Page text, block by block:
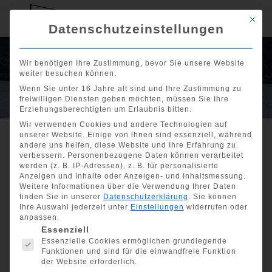
Mondscheinsegeln
am 20. Juni 2026
Show all
Mondscheinsegeln am 20.
Juni 2026
Mit
Datenschutzeinstellungen
Wir benötigen Ihre Zustimmung, bevor Sie unsere Website
weiter besuchen können.
Wenn Sie unter 16 Jahre alt sind und Ihre Zustimmung zu
freiwilligen Diensten geben möchten, müssen Sie Ihre
Erziehungsberechtigten um Erlaubnis bitten.
Wir verwenden Cookies und andere Technologien auf
unserer Website. Einige von ihnen sind essenziell, während
andere uns helfen, diese Website und Ihre Erfahrung zu
verbessern. Personenbezogene Daten können verarbeitet
werden (z. B. IP-Adressen), z. B. für personalisierte
Anzeigen und Inhalte oder Anzeigen- und Inhaltsmessung.
Weitere Informationen über die Verwendung Ihrer Daten
finden Sie in unserer Datenschutzerklärung . Sie können
Ihre Auswahl jederzeit unter Einstellungen widerrufen oder
anpassen.
Es folgt eine Liste der Service-Gruppen, für die eine
Essenziell
Essenzielle Cookies ermöglichen grundlegende
Funktionen und sind für die einwandfreie Funktion
der Website erforderlich.